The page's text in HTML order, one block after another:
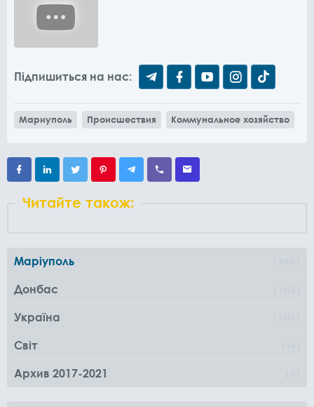
Підпишиться на нас:
Мариуполь Происшествия Коммунальное хозяйство
Читайте також:
Маріуполь
Донбас
Україна
Світ
Архив 2017-2021